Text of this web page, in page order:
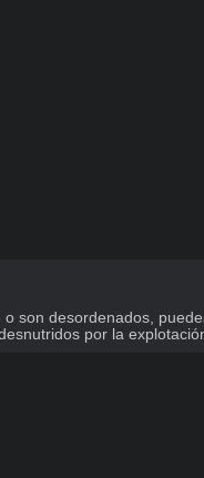
son desordenados,
por la